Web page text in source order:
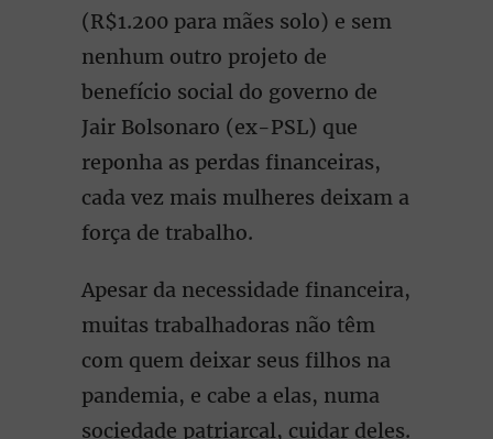
(R$1.200 para mães solo) e sem
nenhum outro projeto de
benefício social do governo de
Jair Bolsonaro (ex-PSL) que
reponha as perdas financeiras,
cada vez mais mulheres deixam a
força de trabalho.
Apesar da necessidade financeira,
muitas trabalhadoras não têm
com quem deixar seus filhos na
pandemia, e cabe a elas, numa
sociedade patriarcal, cuidar deles.